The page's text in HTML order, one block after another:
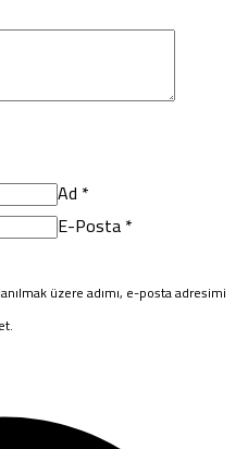
Ad *
E-Posta*
üzere adımı, e-posta adresimi